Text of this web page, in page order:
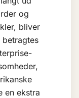
og
bliver
betragtes
en ekstra